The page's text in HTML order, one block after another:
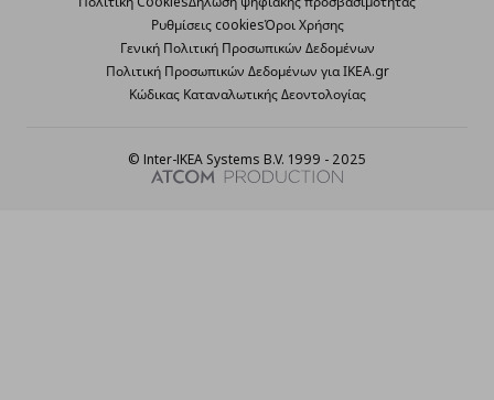
Ρυθμίσεις cookiesΌροι Χρήσης
Γενική Πολιτική Προσωπικών Δεδομένων
Πολιτική Προσωπικών Δεδομένων για ΙΚΕΑ.gr
Κώδικας Καταναλωτικής Δεοντολογίας
© Inter-IKEA Systems B.V. 1999 - 2025